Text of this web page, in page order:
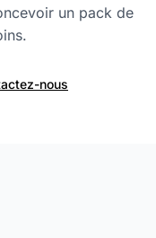
un pack de
nous